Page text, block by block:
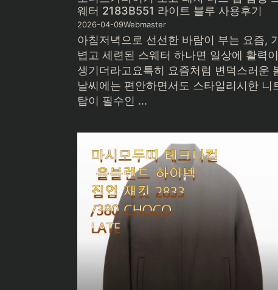
웨터 2183B551 라이트 블루 사용후기
2026-04-09Webmaster
아침저녁으로 선선한 바람이 부는 요즘,
볍고 세련된 스웨터 하나면 일상에 활력이
생기더라고요특히 요즘처럼 변덕스러운
날씨에는 편안하면서도 스타일리시한 니
탑이 필수인 ...